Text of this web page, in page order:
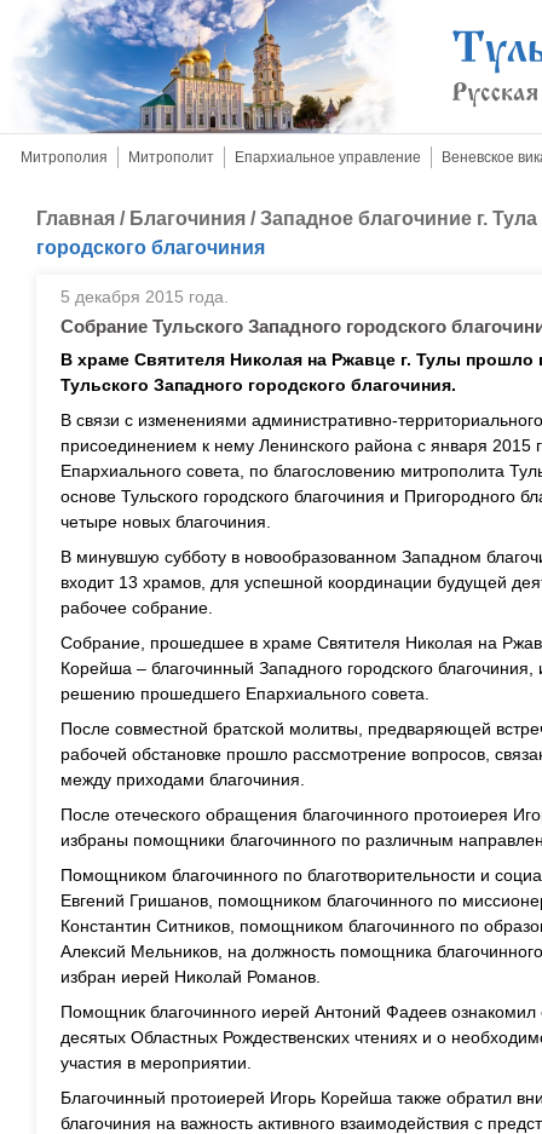
Митрополия Митрополит Епархиальное управление Веневское
Главная / Благочиния /Западное благочиние г. Тула
городского благочиния
5 декабря 2015 года.
Собрание Тульского Западного городского
В храме Святителя Николая на Ржавце г. Тулы прошло
Тульского Западного городского благочиния.
В связи с изменениями административно-
присоединением к нему Ленинского района с января 2015
Епархиального совета, по благословению митрополита
основе Тульского городского благочиния и Пригородного
четыре новых благочиния.
В минувшую субботу в новообразованном Западном
входит 13 храмов, для успешной координации будущей
рабочее собрание.
Собрание, прошедшее в храме Святителя Николая на
Корейша – благочинный Западного городского
решению прошедшего Епархиального совета.
После совместной братской молитвы, предваряющей
рабочей обстановке прошло рассмотрение вопросов,
между приходами благочиния.
После отеческого обращения благочинного протоиерея
избраны помощники благочинного по различным
Помощником благочинного по благотворительности и
Евгений Гришанов, помощником благочинного по
Константин Ситников, помощником благочинного по
Алексий Мельников, на должность помощника
избран иерей Николай Романов.
Помощник благочинного иерей Антоний Фадеев ознакомил
десятых Областных Рождественских чтениях и о
участия в мероприятии.
Благочинный протоиерей Игорь Корейша также обратил
благочиния на важность активного взаимодействия с